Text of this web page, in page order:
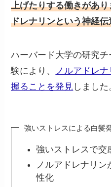
上げたりする働きがあ
ドレナリンという神経
ハーバード大学の研究
験により、
ノルアドレ
握ることを発見 しました
強いストレスによる白髪
強いストレスで交
ノルアドレナリ
性化